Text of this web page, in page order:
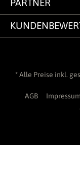
PARTNER
* Alle Preise inkl.
AGB Impressum